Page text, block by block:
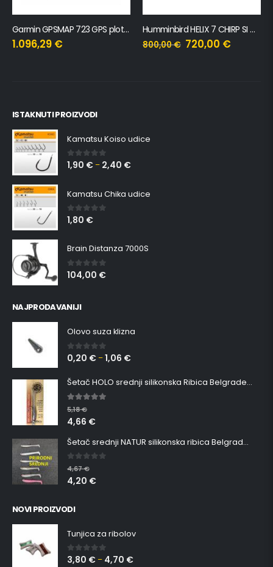
Garmin GPSMAP 723 GPS ploter s internom antenom (7″)
1.096,29 €
Humminbird HELIX 7 CHIRP SI GPS G4
800,00€ 720,00 €
ISTAKNUTI PROIZVODI
Kamatsu Koiso udice
0 out of 5
1,90 € – 2,40 €
Kamatsu Chika udice
0 out of 5
1,80 €
Brain Distanza 7000S
0out of 5
104,00 €
NAJPRODAVANIJI
Olovo suza klizna
0 out of 5
0,20 € –1,06 €
Šetač HOLO srednji silikonska Ribica Belgrade Walker
5.00out of 5
5,18€
4,66 €
Šetač srednji NATUR silikonska ribica Belgrade Walker
0 out of 5
4,67€
4,20 €
NOVI PROIZVODI
Tunjica za ribolov
0 out of 5
3,80 € – 4,70 €